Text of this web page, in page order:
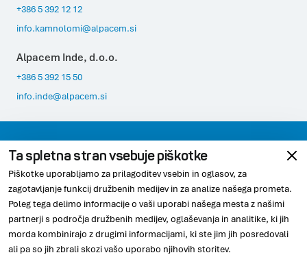
+386 5 392 12 12
info.kamnolomi@alpacem.si
Alpacem Inde, d.o.o.
+386 5 392 15 50
info.inde@alpacem.si
Varovanje podatkov Pravno obvestilo
Skladnost Piškotki
© 2026 Alpacem
Ta spletna stran vsebuje piškotke
Piškotke uporabljamo za prilagoditev vsebin in oglasov, za
zagotavljanje funkcij družbenih medijev in za analize našega prometa.
Poleg tega delimo informacije o vaši uporabi našega mesta z našimi
partnerji s področja družbenih medijev, oglaševanja in analitike, ki jih
morda kombinirajo z drugimi informacijami, ki ste jim jih posredovali
ali pa so jih zbrali skozi vašo uporabo njihovih storitev.